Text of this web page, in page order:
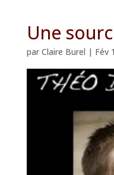
Une
par Claire Burel | Fév